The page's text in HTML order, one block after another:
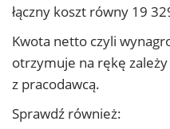
łączny koszt równy 19
Kwota netto czyli
otrzymuje na rękę
z pracodawcą.
Sprawdź również: